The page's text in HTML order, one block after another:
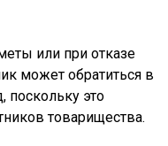
или при отказе
может обратиться в
это
товарищества.